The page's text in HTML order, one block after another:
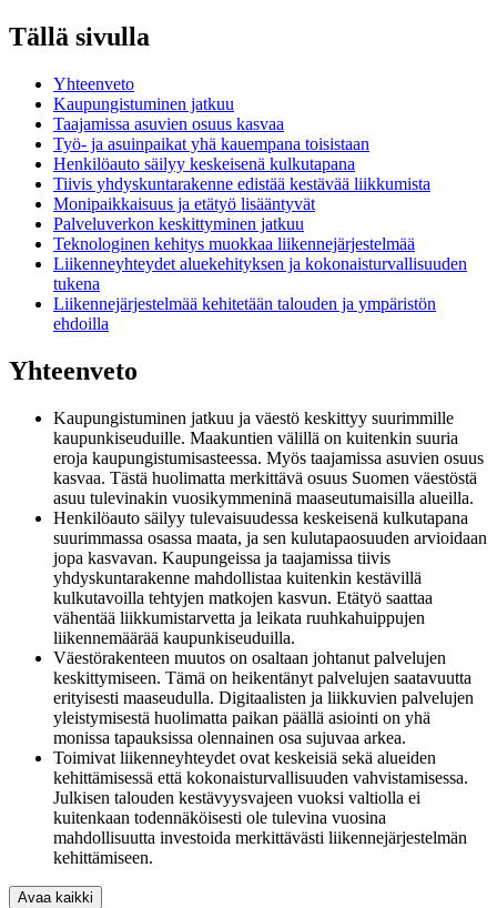
Tällä sivulla
Yhteenveto
Kaupungistuminen jatkuu
Taajamissa asuvien osuus kasvaa
Työ- ja asuinpaikat yhä kauempana toisistaan
Henkilöauto säilyy keskeisenä kulkutapana
Tiivis yhdyskuntarakenne edistää kestävää liikkumista
Monipaikkaisuus ja etätyö lisääntyvät
Palveluverkon keskittyminen jatkuu
Teknologinen kehitys muokkaa liikennejärjestelmää
Liikenneyhteydet aluekehityksen ja kokonaisturvallisuuden
tukena
Liikennejärjestelmää kehitetään talouden ja ympäristön
ehdoilla
Yhteenveto
Kaupungistuminen jatkuu ja väestö keskittyy suurimmille
kaupunkiseuduille. Maakuntien välillä on kuitenkin suuria
eroja kaupungistumisasteessa. Myös taajamissa asuvien osuus
kasvaa. Tästä huolimatta merkittävä osuus Suomen väestöstä
asuu tulevinakin vuosikymmeninä maaseutumaisilla alueilla.
Henkilöauto säilyy tulevaisuudessa keskeisenä kulkutapana
suurimmassa osassa maata, ja sen kulutapaosuuden arvioidaan
jopa kasvavan. Kaupungeissa ja taajamissa tiivis
yhdyskuntarakenne mahdollistaa kuitenkin kestävillä
kulkutavoilla tehtyjen matkojen kasvun. Etätyö saattaa
vähentää liikkumistarvetta ja leikata ruuhkahuippujen
liikennemäärää kaupunkiseuduilla.
Väestörakenteen muutos on osaltaan johtanut palvelujen
keskittymiseen. Tämä on heikentänyt palvelujen saatavuutta
erityisesti maaseudulla. Digitaalisten ja liikkuvien palvelujen
yleistymisestä huolimatta paikan päällä asiointi on yhä
monissa tapauksissa olennainen osa sujuvaa arkea.
Toimivat liikenneyhteydet ovat keskeisiä sekä alueiden
kehittämisessä että kokonaisturvallisuuden vahvistamisessa.
Julkisen talouden kestävyysvajeen vuoksi valtiolla ei
kuitenkaan todennäköisesti ole tulevina vuosina
mahdollisuutta investoida merkittävästi liikennejärjestelmän
kehittämiseen.
Avaa kaikki